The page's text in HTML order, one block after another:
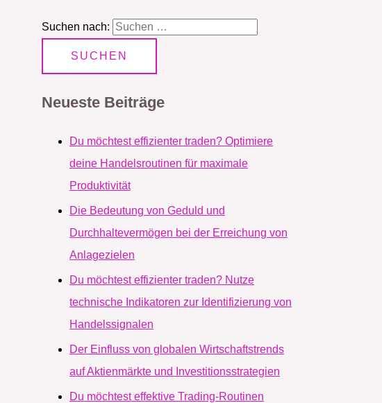
Suchen nach:
Neueste Beiträge
Du möchtest effizienter traden? Optimiere
deine Handelsroutinen für maximale
Produktivität
Die Bedeutung von Geduld und
Durchhaltevermögen bei der Erreichung von
Anlagezielen
Du möchtest effizienter traden? Nutze
technische Indikatoren zur Identifizierung von
Handelssignalen
Der Einfluss von globalen Wirtschaftstrends
auf Aktienmärkte und Investitionsstrategien
Du möchtest effektive Trading-Routinen